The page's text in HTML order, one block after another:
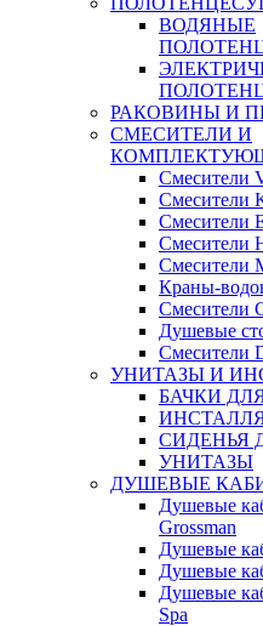
ВОДЯНЫЕ
РАКОВИНЫ И
СМЕСИТЕЛИ И
Смесители
Смесители
Смесители
Смесители
Смесители
Краны-
Смесители
Душевые
Смесители
УНИТАЗЫ И
БАЧКИ
СИДЕНЬЯ
УНИТАЗЫ
ДУШЕВЫЕ
Душевые
Grossman
Душевые
Душевые
Душевые
Spa